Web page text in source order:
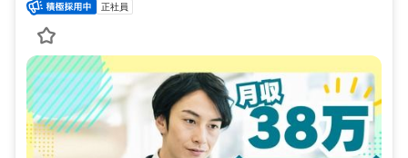
正社員